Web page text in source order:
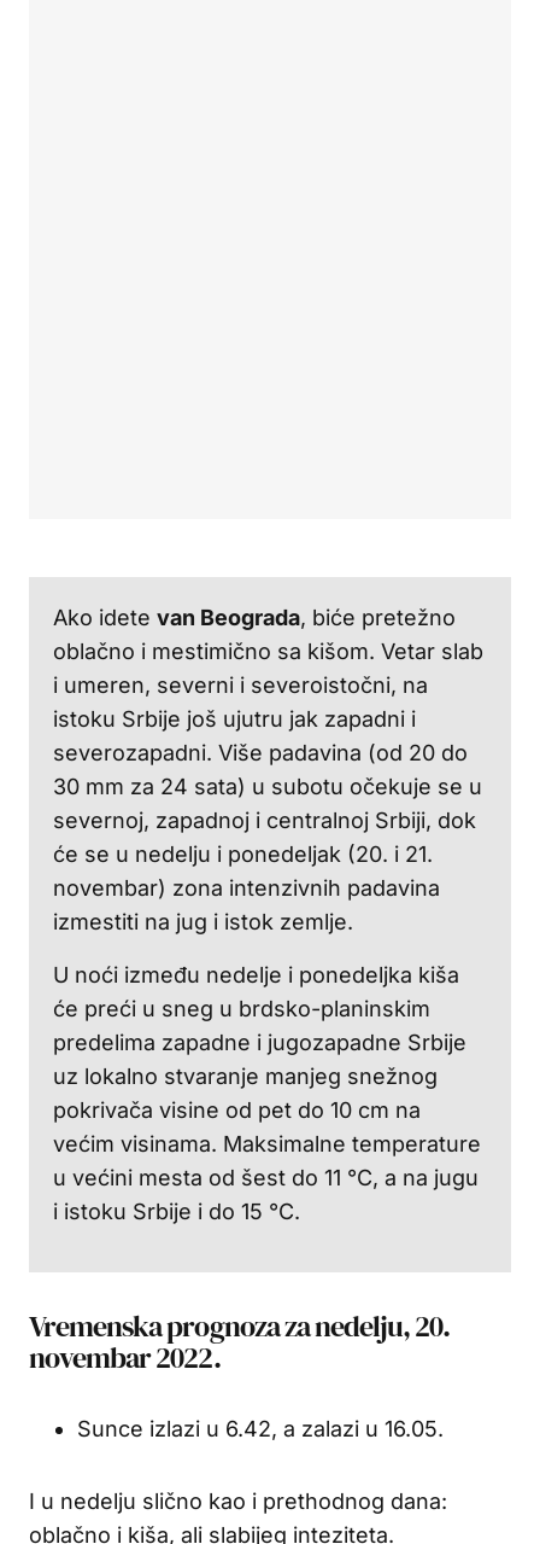
Ako idete van Beograda, biće pretežno
oblačno i mestimično sa kišom. Vetar slab
i umeren, severni i severoistočni, na
istoku Srbije još ujutru jak zapadni i
severozapadni. Više padavina (od 20 do
30 mm za 24 sata) u subotu očekuje se u
severnoj, zapadnoj i centralnoj Srbiji, dok
će se u nedelju i ponedeljak (20. i 21.
novembar) zona intenzivnih padavina
izmestiti na jug i istok zemlje.
U noći između nedelje i ponedeljka kiša
će preći u sneg u brdsko-planinskim
predelima zapadne i jugozapadne Srbije
uz lokalno stvaranje manjeg snežnog
pokrivača visine od pet do 10 cm na
većim visinama. Maksimalne temperature
u većini mesta od šest do 11 °C, a na jugu
i istoku Srbije i do 15 °C.
Vremenska prognoza za nedelju, 20.
novembar 2022.
Sunce izlazi u 6.42, a zalazi u 16.05.
I u nedelju slično kao i prethodnog dana:
oblačno i kiša, ali slabijeg inteziteta.